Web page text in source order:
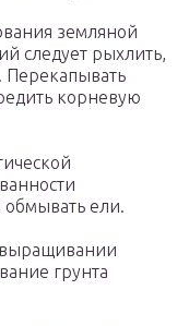
земляной
следует рыхлить,
Перекапывать
корневую
ели.
грунта